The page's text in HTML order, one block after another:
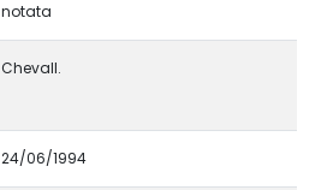
notata
Chevall.
24/06/1994